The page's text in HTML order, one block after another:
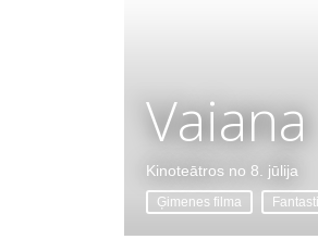
Vaiana
Kinoteātros no 8. jūlija
Ģimenes filma